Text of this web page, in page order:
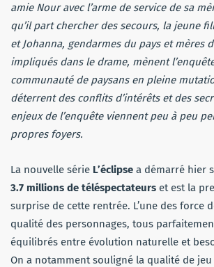
amie Nour avec l’arme de service de sa
qu’il part chercher des secours, la jeune
et Johanna, gendarmes du pays et mères
impliqués dans le drame, mènent
communauté de paysans en pleine
déterrent des conflits d’intérêts et des
enjeux de l’enquête viennent peu à peu
propres foyers.
La nouvelle série L’éclipse a démarré hier
3.7 millions de téléspectateurs et est la
surprise de cette rentrée. L’une des force
qualité des personnages, tous
équilibrés entre évolution naturelle et
On a notamment souligné la qualité de jeu